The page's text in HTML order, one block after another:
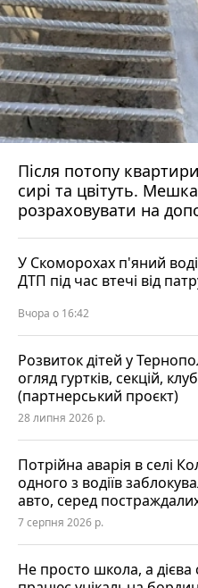
Після потопу
сирі та цвітуть.
розраховувати на
У Скоморохах п'яний
ДТП під час втечі від
Вчора о 16:42
Розвиток дітей у
огляд гуртків, секцій,
(партнерський проєкт)
28 липня 2026 р.
Потрійна аварія в селі
одного з водіїв
авто, серед
7 серпня 2026 р.
Не просто школа, а дієва